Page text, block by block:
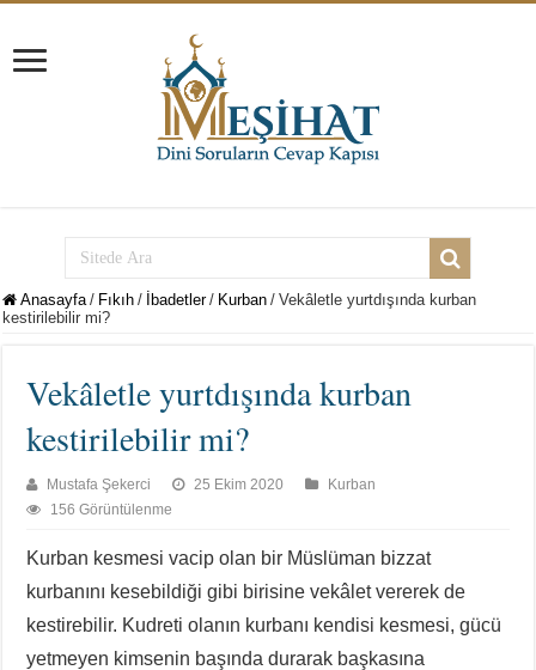
Anasayfa / Fıkıh / İbadetler / Kurban / Vekâletle yurtdışında kurban
kestirilebilir mi?
Vekâletle yurtdışında kurban
kestirilebilir mi?
Mustafa Şekerci 25 Ekim 2020
Kurban
156 Görüntülenme
Kurban kesmesi vacip olan bir Müslüman bizzat
kurbanını kesebildiği gibi birisine vekâlet vererek de
kestirebilir. Kudreti olanın kurbanı kendisi kesmesi, gücü
yetmeyen kimsenin başında durarak başkasına